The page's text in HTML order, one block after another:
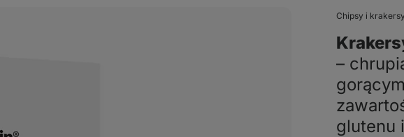
Chipsy i krakersy
⁠–⁠
glutenu